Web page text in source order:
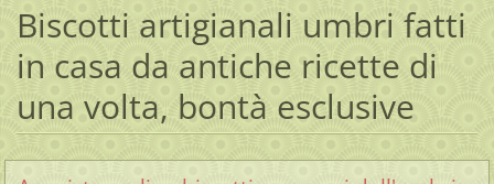
Biscotti artigianali umbri fatti
in casa da antiche ricette di
una volta, bontà esclusive